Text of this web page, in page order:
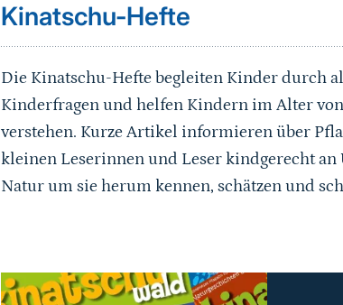
Kinatschu-Hefte
Die Kinatschu-Hefte begleiten Kinder durch
Kinderfragen und helfen Kindern im Alter
verstehen. Kurze Artikel informieren über
kleinen Leserinnen und Leser kindgerecht
Natur um sie herum kennen, schätzen und
weiterführender